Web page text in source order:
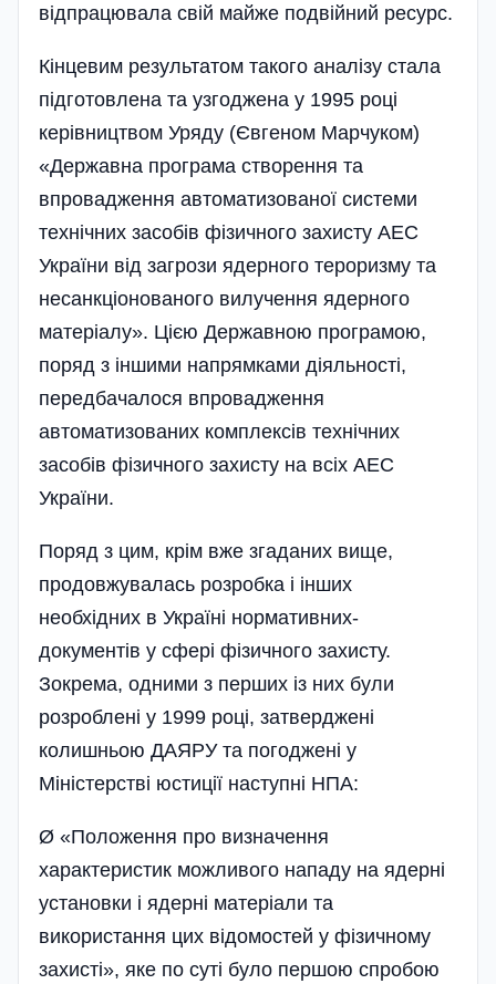
відпрацювала свій майже подвійний ресурс­.
Кінцевим результатом такого аналізу стала
підготовлена та узгоджена у 1995 році
керівництвом Уряду (Євгеном Марчуком)
«Державна програма створення та
впровадження автоматизованої системи
технічних засобів фізичного захисту АЕС
України від загрози ядерного тероризму та
несанкціонованого вилучення ядерного
матеріалу». Цією Державною програмою,
поряд з іншими напрямками діяльності,
передбачалося впровадження
автоматизованих комплексів технічних
засобів фізичного захисту на всіх АЕС
України.
Поряд з цим, крім вже згаданих вище,
продовжувалась розробка і ін­ших
необхідних в Україні нормативних­
документів у сфері фізичного захисту.
Зокрема, одними з перших із них були
розроблені у 1999 році, затверджені
колишньою ДАЯРУ та пого­джені у
Міністерстві юстиції наступні НПА:
Ø «Положення про визначення
характеристик можливого нападу на ядерні
установки і ядерні матеріали та
використання цих відомостей у фізичному
захисті», яке по суті було першою спробою